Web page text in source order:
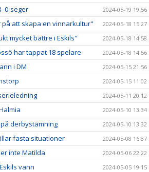
seger 2024-05-19 19:56
på att skapa en vinnarkultur" 2024-05-18 15:27
mycket bättre i Eskils" 2024-05-18 14:58
har tappat 18 spelare 2024-05-18 14:56
i DM 2024-05-15 21:56
2024-05-15 11:02
2024-05-11 20:12
2024-05-10 13:34
derbystämning 2024-05-10 13:32
fasta situationer 2024-05-08 16:37
inte Matilda 2024-05-06 22:22
vann 2024-05-05 19:15